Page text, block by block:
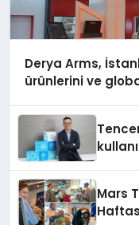
Derya Arms,
ürünlerini ve
Mars